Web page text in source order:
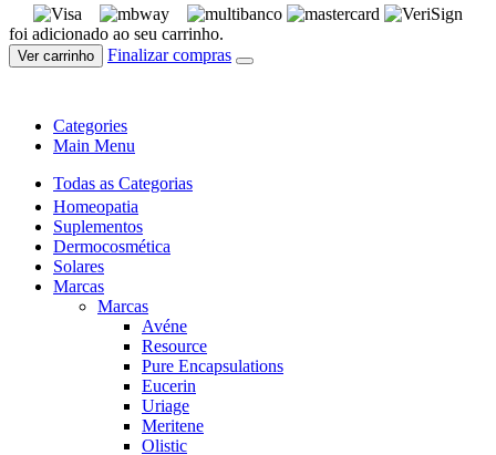
foi adicionado ao seu carrinho.
Ver carrinho Finalizar compras
Categories
Main Menu
Todas as Categorias
Homeopatia
Suplementos
Dermocosmética
Solares
Marcas
Marcas
Avéne
Resource
Pure Encapsulations
Eucerin
Uriage
Meritene
Olistic